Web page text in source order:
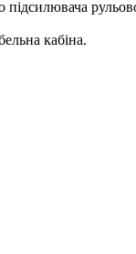
підсилювача
кабіна.